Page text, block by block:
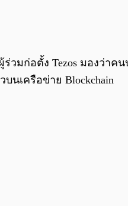
วมก่อตั้ง Tezos มองว่าค
นเครือข่าย Blockchain